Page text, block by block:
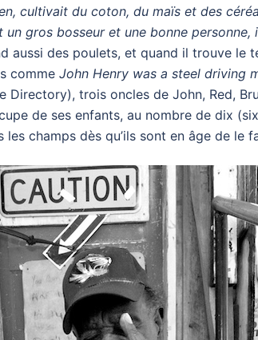
cultivait du coton, du maïs et des
gros bosseur et une bonne personne,
aussi des poulets, et quand il trouve le
comme John Henry was a steel driving
Directory), trois oncles de John, Red,
de ses enfants, au nombre de dix
champs dès qu’ils sont en âge de le